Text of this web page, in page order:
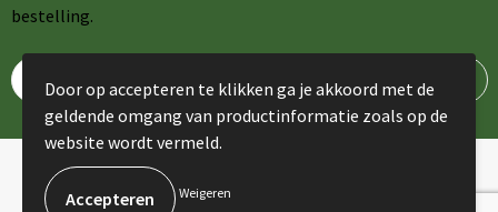
bestelling.
© Copyright AdPromo 2024
Door op accepteren te klikken ga je akkoord met de
geldende omgang van productinformatie zoals op de
website wordt vermeld.
Weigeren